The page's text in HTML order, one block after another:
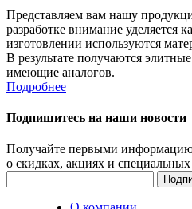
Представляем вам нашу
разработке внимание уделяется
изготовлении используются
В результате получаются
имеющие аналогов.
Подробнее
Подпишитесь на наши новости
Получайте первыми
о скидках, акциях и